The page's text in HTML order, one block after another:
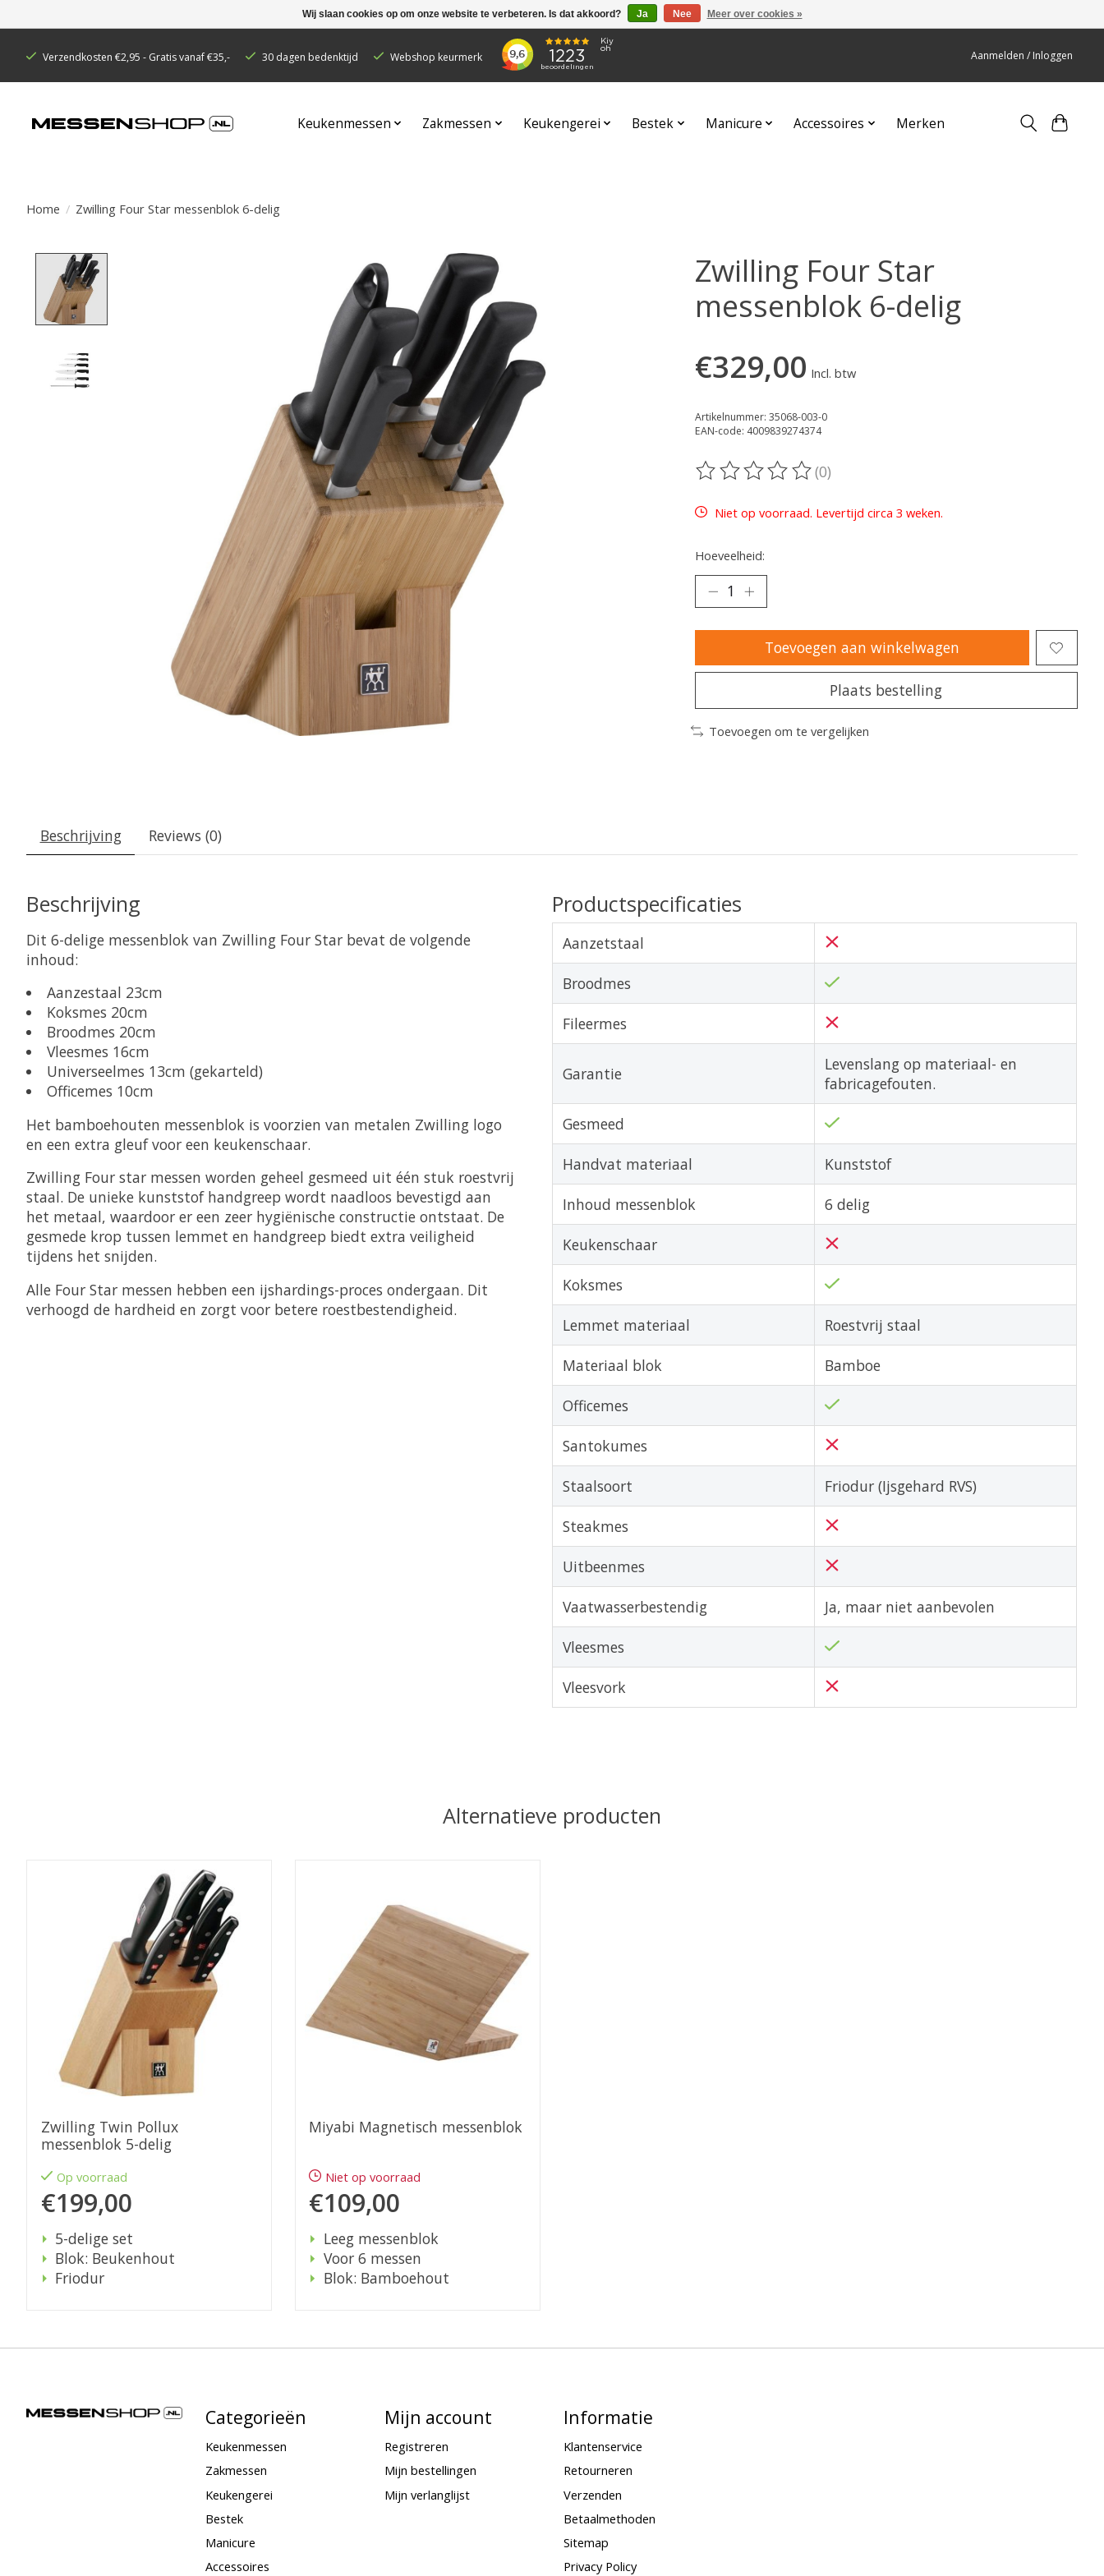
Verzendkosten €2,95 - Gratis vanaf €35,- 30 dagen bedenktijd Webshop keurmerk Aanmelden / Inloggen
Keukenmessen Zakmessen Keukengerei Bestek Manicure Accessoires Merken
Home / Zwilling Four Star messenblok 6-delig
Zwilling Four Star
messenblok 6-delig
€329,00 Incl. btw
Artikelnummer: 35068-003-0
EAN-code: 4009839274374
De beoordeling van dit product is
(0)
Niet op voorraad. Levertijd circa 3 weken.
Hoeveelheid:
Toevoegen aan winkelwagen
Plaats bestelling
Toevoegen om te vergelijken
Beschrijving Reviews (0)
Beschrijving
Dit 6-delige messenblok van Zwilling Four Star bevat de volgende
inhoud:
Aanzestaal 23cm
Koksmes 20cm
Broodmes 20cm
Vleesmes 16cm
Universeelmes 13cm (gekarteld)
Officemes 10cm
Het bamboehouten messenblok is voorzien van metalen Zwilling logo
en een extra gleuf voor een keukenschaar.
Zwilling Four star messen worden geheel gesmeed uit één stuk roestvrij
staal. De unieke kunststof handgreep wordt naadloos bevestigd aan
het metaal, waardoor er een zeer hygiënische constructie ontstaat. De
gesmede krop tussen lemmet en handgreep biedt extra veiligheid
tijdens het snijden.
Alle Four Star messen hebben een ijshardings-proces ondergaan. Dit
verhoogd de hardheid en zorgt voor betere roestbestendigheid.
Productspecificaties
Aanzetstaal
Broodmes
Fileermes
Garantie
Levenslang op materiaal- en
fabricagefouten.
Gesmeed
Handvat materiaal Kunststof
Inhoud messenblok 6 delig
Keukenschaar
Koksmes
Lemmet materiaal Roestvrij staal
Materiaal blok Bamboe
Officemes
Santokumes
Staalsoort Friodur (Ijsgehard RVS)
Steakmes
Uitbeenmes
Vaatwasserbestendig Ja, maar niet aanbevolen
Vleesmes
Vleesvork
Alternatieve producten
Items van productcarrousel
Zwilling Twin Pollux
messenblok 5-delig
Op voorraad
€199,00
5-delige set
Blok: Beukenhout
Friodur
Miyabi Magnetisch messenblok
Niet op voorraad
€109,00
Leeg messenblok
Voor 6 messen
Blok: Bamboehout
Categorieën
Keukenmessen
Zakmessen
Keukengerei
Bestek
Manicure
Accessoires
Mijn account
Registreren
Mijn bestellingen
Mijn verlanglijst
Informatie
Klantenservice
Retourneren
Verzenden
Betaalmethoden
Sitemap
Privacy Policy
Wij slaan cookies op om onze website te verbeteren. Is dat akkoord? Ja Nee Meer over cookies »